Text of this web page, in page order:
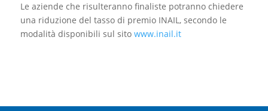
Le aziende che risulteranno finaliste potranno chiedere
una riduzione del tasso di premio INAIL, secondo le
modalità disponibili sul sito www.inail.it